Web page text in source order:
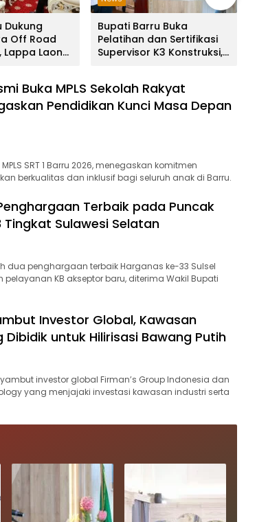
Dukung
Off Road
Lappa Laona
Bupati Barru Buka
Pelatihan dan Sertifikasi
Supervisor K3 Konstruksi,
Buka MPLS Sekolah Rakyat
Pendidikan Kunci Masa Depan
SRT 1 Barru 2026, menegaskan komitmen
berkualitas dan inklusif bagi seluruh anak di Barru.
Terbaik pada Puncak
Sulawesi Selatan
dua penghargaan terbaik Harganas ke-33 Sulsel
pelayanan KB akseptor baru, diterima Wakil Bupati
Investor Global, Kawasan
Dibidik untuk Hilirisasi Bawang Putih
investor global Firman’s Group Indonesia dan
yang menjajaki investasi kawasan industri serta